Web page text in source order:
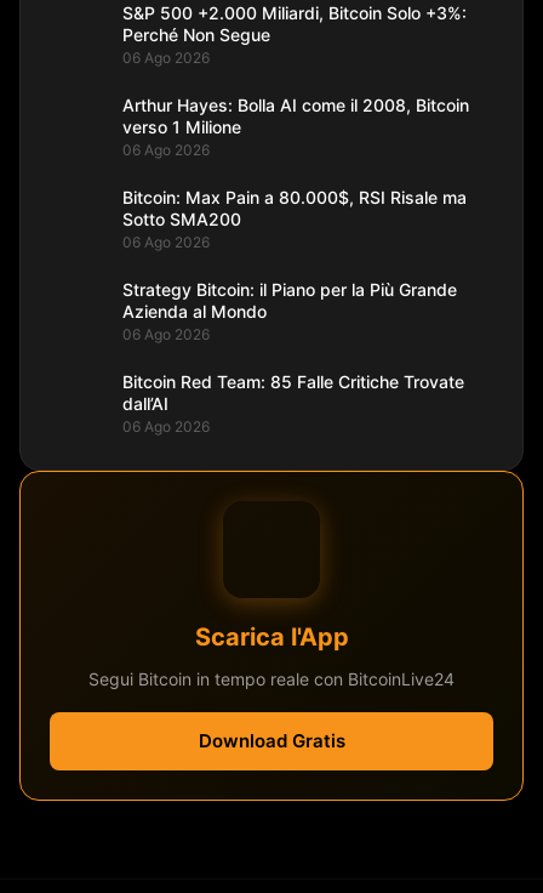
S&P 500 +2.000 Miliardi, Bitcoin Solo +3%:
Perché Non Segue
06 Ago 2026
Arthur Hayes: Bolla AI come il 2008, Bitcoin
verso 1 Milione
06 Ago 2026
Bitcoin: Max Pain a 80.000$, RSI Risale ma
Sotto SMA200
06 Ago 2026
Strategy Bitcoin: il Piano per la Più Grande
Azienda al Mondo
06 Ago 2026
Bitcoin Red Team: 85 Falle Critiche Trovate
dall’AI
06 Ago 2026
Scarica l'App
Segui Bitcoin in tempo reale con BitcoinLive24
Download Gratis